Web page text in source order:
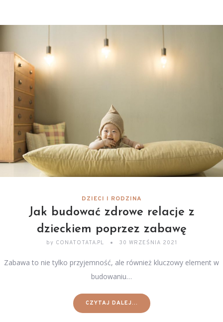
DZIECI I RODZINA
Jak budować zdrowe relacje z
dzieckiem poprzez zabawę
by CONATOTATA.PL 30 WRZEŚNIA 2021
Zabawa to nie tylko przyjemność, ale również kluczowy element w
budowaniu…
CZYTAJ DALEJ...